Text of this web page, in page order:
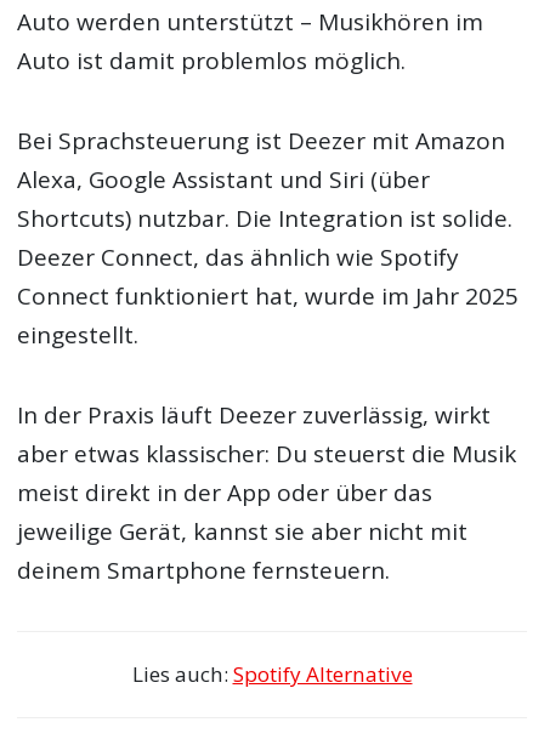
Auto werden unterstützt – Musikhören im
Auto ist damit problemlos möglich.
Bei Sprachsteuerung ist Deezer mit Amazon
Alexa, Google Assistant und Siri (über
Shortcuts) nutzbar. Die Integration ist solide.
Deezer Connect, das ähnlich wie Spotify
Connect funktioniert hat, wurde im Jahr 2025
eingestellt.
In der Praxis läuft Deezer zuverlässig, wirkt
aber etwas klassischer: Du steuerst die Musik
meist direkt in der App oder über das
jeweilige Gerät, kannst sie aber nicht mit
deinem Smartphone fernsteuern.
Lies auch: Spotify Alternative